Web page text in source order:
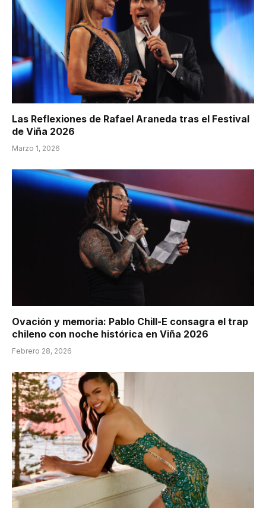
Las Reflexiones de Rafael Araneda tras el Festival
de Viña 2026
Marzo 1, 2026
Ovación y memoria: Pablo Chill-E consagra el trap
chileno con noche histórica en Viña 2026
Febrero 28, 2026